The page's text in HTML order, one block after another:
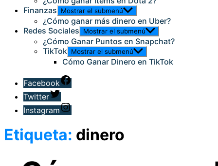
Finanzas
Mostrar el submenú
¿Cómo ganar más dinero en Uber?
Redes Sociales
Mostrar el submenú
¿Cómo Ganar Puntos en Snapchat?
TikTok Mostrar el submenú
Cómo Ganar Dinero en TikTok
Facebook
Twitter
Instagram
Etiqueta: dinero